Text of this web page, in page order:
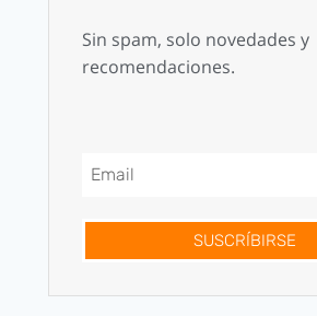
Sin spam, solo novedades y
recomendaciones.
SUSCRÍBIRSE